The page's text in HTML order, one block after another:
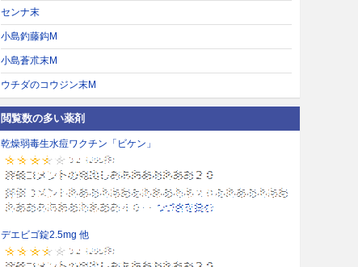
センナ末
小島釣藤鈎M
小島蒼朮末M
ウチダのコウジン末M
閲覧数の多い薬剤
乾燥弱毒生水痘ワクチン「ビケン」
デエビゴ錠2.5mg 他